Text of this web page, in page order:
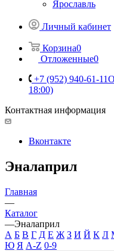
Ярославль
Личный кабинет
Корзина0
Отложенные0
+7 (952) 940-61-11
18:00)
Контактная информация
Вконтакте
Эналаприл
Главная
—
Каталог
—Эналаприл
А Б В Г Д Е Ж З И Й К Л
Ю Я A-Z 0-9